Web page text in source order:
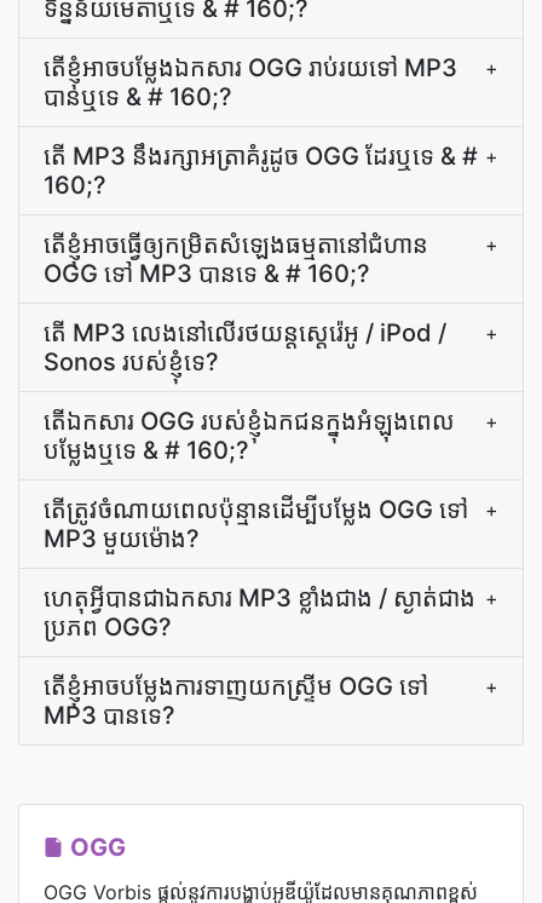
ទិន្នន័យ​មេតា​ឬទេ & # 160;?
តើ​ខ្ញុំ​អាច​បម្លែង​ឯកសារ OGG រាប់រយ​ទៅ MP3
បាន​ឬ​ទេ & # 160;?
+
តើ MP3 នឹង​រក្សា​អត្រា​គំរូ​ដូច OGG ដែរឬទេ & #
160;?
+
តើ​ខ្ញុំ​អាច​ធ្វើ​ឲ្យ​កម្រិត​សំឡេង​ធម្មតា​នៅ​ជំហាន
OGG ទៅ MP3 បាន​ទេ & # 160;?
+
តើ MP3 លេងនៅលើរថយន្តស្តេរ៉េអូ / iPod /
Sonos របស់ខ្ញុំទេ?
+
តើ​ឯកសារ OGG របស់​ខ្ញុំ​ឯកជន​ក្នុង​អំឡុង​ពេល​
បម្លែង​ឬ​ទេ & # 160;?
+
តើ​ត្រូវ​ចំណាយ​ពេល​ប៉ុន្មាន​ដើម្បី​បម្លែង OGG ទៅ
MP3 មួយ​ម៉ោង?
+
ហេតុ​អ្វី​បាន​ជា​ឯកសារ MP3 ខ្លាំង​ជាង / ស្ងាត់​ជាង​
ប្រភព OGG?
+
តើ​ខ្ញុំ​អាច​បម្លែង​ការ​ទាញយក​ស្ទ្រីម OGG ទៅ
MP3 បាន​ទេ?
+
OGG
OGG Vorbis ផ្តល់នូវការបង្ហាប់អូឌីយ៉ូដែលមានគុណភាពខ្ពស់